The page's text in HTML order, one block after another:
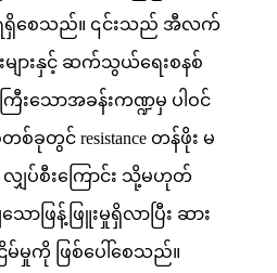
စေသည်။ ၎င်းသည် အီလက်
များနှင့် ဆက်သွယ်ရေးစနစ်
ြီးသောအခန်းကဏ္ဍမှ ပါဝင်
ခုတွင် resistance တန်ဖိုး မ
လျှပ်စီးကြောင်း သို့မဟုတ်
ာဖြန့်ဖြူးမှုရှိလာပြီး ဆား
မှုကို ဖြစ်ပေါ်စေသည်။